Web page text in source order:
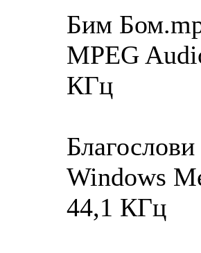
Бим
MPEG
КГц
Windows
44,1 КГц